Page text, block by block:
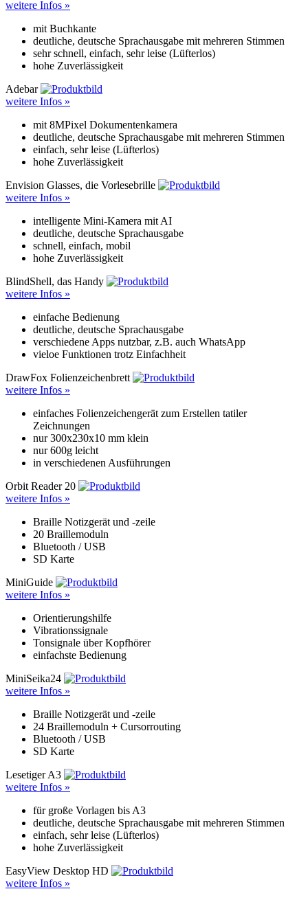
weitere Infos »
mit Buchkante
deutliche, deutsche Sprachausgabe mit mehreren Stimmen
sehr schnell, einfach, sehr leise (Lüfterlos)
hohe Zuverlässigkeit
Adebar
weitere Infos »
mit 8MPixel Dokumentenkamera
deutliche, deutsche Sprachausgabe mit mehreren Stimmen
einfach, sehr leise (Lüfterlos)
hohe Zuverlässigkeit
Envision Glasses, die Vorlesebrille
weitere Infos »
intelligente Mini-Kamera mit AI
deutliche, deutsche Sprachausgabe
schnell, einfach, mobil
hohe Zuverlässigkeit
BlindShell, das Handy
weitere Infos »
einfache Bedienung
deutliche, deutsche Sprachausgabe
verschiedene Apps nutzbar, z.B. auch WhatsApp
vieloe Funktionen trotz Einfachheit
DrawFox Folienzeichenbrett
weitere Infos »
einfaches Folienzeichengerät zum Erstellen tatiler
Zeichnungen
nur 300x230x10 mm klein
nur 600g leicht
in verschiedenen Ausführungen
Orbit Reader 20
weitere Infos »
Braille Notizgerät und -zeile
20 Braillemoduln
Bluetooth / USB
SD Karte
MiniGuide
weitere Infos »
Orientierungshilfe
Vibrationssignale
Tonsignale über Kopfhörer
einfachste Bedienung
MiniSeika24
weitere Infos »
Braille Notizgerät und -zeile
24 Braillemoduln + Cursorrouting
Bluetooth / USB
SD Karte
Lesetiger A3
weitere Infos »
für große Vorlagen bis A3
deutliche, deutsche Sprachausgabe mit mehreren Stimmen
einfach, sehr leise (Lüfterlos)
hohe Zuverlässigkeit
EasyView Desktop HD
weitere Infos »